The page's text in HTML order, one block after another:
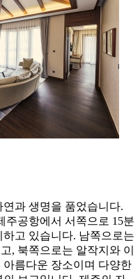
과 생명을 품었습니다.
주공항에서 서쪽으로 15분
고 있습니다. 남쪽으로는
, 북쪽으로는 알작지와 이
름다운 장소이며 다양한